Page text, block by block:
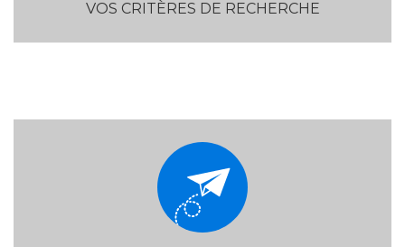
25KM
+ de critères
+
VOS CRITÈRES DE RECHERCHE